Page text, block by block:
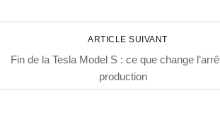
ARTICLE SUIVANT
Fin de la Tesla Model S : ce que change
production